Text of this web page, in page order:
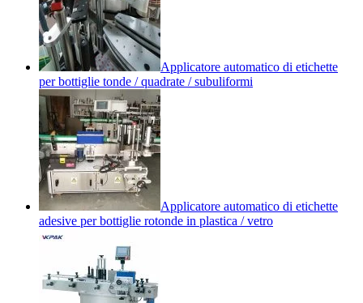
Applicatore automatico di etichette
per bottiglie tonde / quadrate / subuliformi
Applicatore automatico di etichette
adesive per bottiglie rotonde in plastica / vetro